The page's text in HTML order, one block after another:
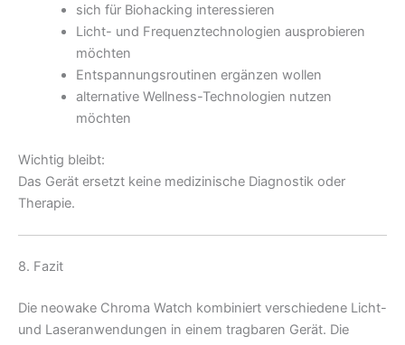
sich für Biohacking interessieren
Licht- und Frequenztechnologien ausprobieren
möchten
Entspannungsroutinen ergänzen wollen
alternative Wellness-Technologien nutzen
möchten
Wichtig bleibt:
Das Gerät ersetzt keine medizinische Diagnostik oder
Therapie.
8. Fazit
Die neowake Chroma Watch kombiniert verschiedene Licht-
und Laseranwendungen in einem tragbaren Gerät. Die